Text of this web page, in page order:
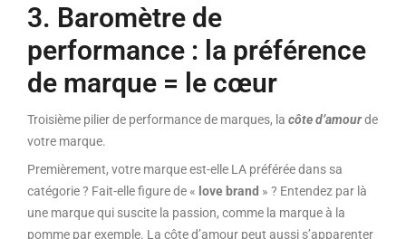
3. Baromètre de
performance : la préférence
de marque = le cœur
Troisième pilier de performance de marques, la côte d’amourde
votre marque.
Premièrement, votre marque est-elle LA préférée dans sa
catégorie ? Fait-elle figure de « love brand » ? Entendez par là
une marque qui suscite la passion, comme la marque à la
pomme par exemple. La côte d’amour peut aussi s’apparenter